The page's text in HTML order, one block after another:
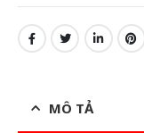
MÔ TẢ